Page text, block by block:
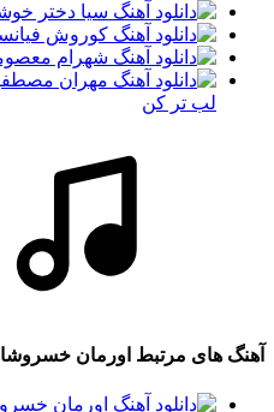
لب تر کن
آهنگ های مرتبط اورمان